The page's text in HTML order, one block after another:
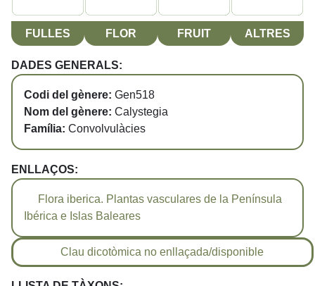
FULLES FLOR FRUIT ALTRES
DADES GENERALS:
Codi del gènere: Gen518
Nom del gènere: Calystegia
Família: Convolvulàcies
ENLLAÇOS:
Flora iberica. Plantas vasculares de la Península
Ibérica e Islas Baleares
Clau dicotòmica no enllaçada/disponible